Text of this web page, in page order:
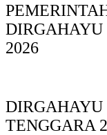
DIRGAHAYU
2026
DIRGAHAYU
TENGGARA